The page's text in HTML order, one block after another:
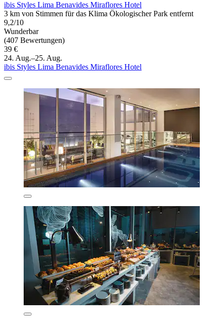
ibis Styles Lima Benavides Miraflores Hotel
3 km von Stimmen für das Klima Ökologischer Park entfernt
9,2/10
Wunderbar
(407 Bewertungen)
39 €
24. Aug.–25. Aug.
ibis Styles Lima Benavides Miraflores Hotel